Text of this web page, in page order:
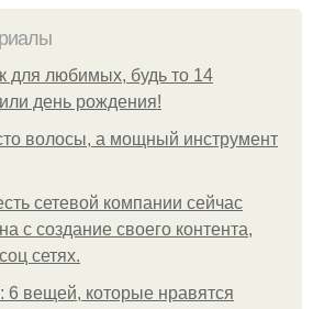
для любимых, будь то 14
день рождения!
волосы, а мощный инструмент
сетевой компании сейчас
с создание своего контента,
сетях.
6 вещей, которые нравятся